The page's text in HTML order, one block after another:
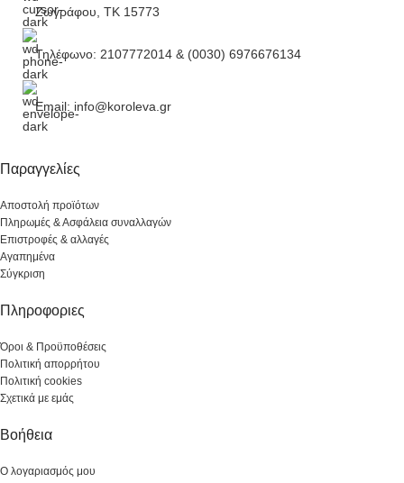
Ζωγράφου, ΤΚ 15773
Τηλέφωνο: 2107772014 & (0030) 6976676134
Email: info@koroleva.gr
Παραγγελίες
Αποστολή προϊότων
Πληρωμές & Ασφάλεια συναλλαγών
Επιστροφές & αλλαγές
Αγαπημένα
Σύγκριση
Πληροφοριες
Όροι & Προϋποθέσεις
Πολιτική απορρήτου
Πολιτική cookies
Σχετικά με εμάς
Βοήθεια
Ο λογαριασμός μου